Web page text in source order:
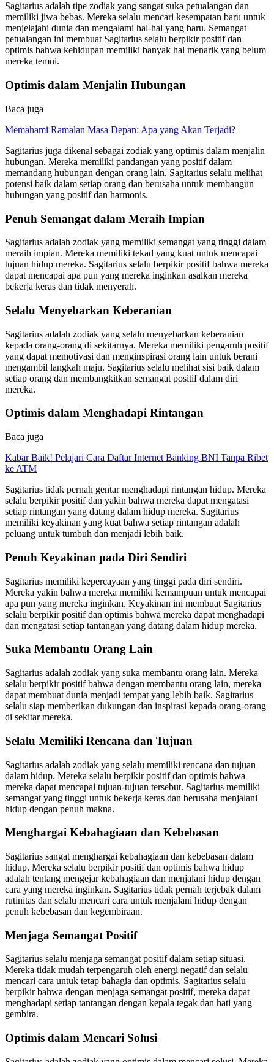
Sagitarius adalah tipe zodiak yang sangat suka petualangan dan
memiliki jiwa bebas. Mereka selalu mencari kesempatan baru untuk
menjelajahi dunia dan mengalami hal-hal yang baru. Semangat
petualangan ini membuat Sagitarius selalu berpikir positif dan
optimis bahwa kehidupan memiliki banyak hal menarik yang belum
mereka temui.
Optimis dalam Menjalin Hubungan
Baca juga
Memahami Ramalan Masa Depan: Apa yang Akan Terjadi?
Sagitarius juga dikenal sebagai zodiak yang optimis dalam menjalin
hubungan. Mereka memiliki pandangan yang positif dalam
memandang hubungan dengan orang lain. Sagitarius selalu melihat
potensi baik dalam setiap orang dan berusaha untuk membangun
hubungan yang positif dan harmonis.
Penuh Semangat dalam Meraih Impian
Sagitarius adalah zodiak yang memiliki semangat yang tinggi dalam
meraih impian. Mereka memiliki tekad yang kuat untuk mencapai
tujuan hidup mereka. Sagitarius selalu berpikir positif bahwa mereka
dapat mencapai apa pun yang mereka inginkan asalkan mereka
bekerja keras dan tidak menyerah.
Selalu Menyebarkan Keberanian
Sagitarius adalah zodiak yang selalu menyebarkan keberanian
kepada orang-orang di sekitarnya. Mereka memiliki pengaruh positif
yang dapat memotivasi dan menginspirasi orang lain untuk berani
mengambil langkah maju. Sagitarius selalu melihat sisi baik dalam
setiap orang dan membangkitkan semangat positif dalam diri
mereka.
Optimis dalam Menghadapi Rintangan
Baca juga
Kabar Baik! Pelajari Cara Daftar Internet Banking BNI Tanpa Ribet
ke ATM
Sagitarius tidak pernah gentar menghadapi rintangan hidup. Mereka
selalu berpikir positif dan yakin bahwa mereka dapat mengatasi
setiap rintangan yang datang dalam hidup mereka. Sagitarius
memiliki keyakinan yang kuat bahwa setiap rintangan adalah
peluang untuk tumbuh dan menjadi lebih baik.
Penuh Keyakinan pada Diri Sendiri
Sagitarius memiliki kepercayaan yang tinggi pada diri sendiri.
Mereka yakin bahwa mereka memiliki kemampuan untuk mencapai
apa pun yang mereka inginkan. Keyakinan ini membuat Sagitarius
selalu berpikir positif dan optimis bahwa mereka dapat menghadapi
dan mengatasi setiap tantangan yang datang dalam hidup mereka.
Suka Membantu Orang Lain
Sagitarius adalah zodiak yang suka membantu orang lain. Mereka
selalu berpikir positif bahwa dengan membantu orang lain, mereka
dapat membuat dunia menjadi tempat yang lebih baik. Sagitarius
selalu siap memberikan dukungan dan inspirasi kepada orang-orang
di sekitar mereka.
Selalu Memiliki Rencana dan Tujuan
Sagitarius adalah zodiak yang selalu memiliki rencana dan tujuan
dalam hidup. Mereka selalu berpikir positif dan optimis bahwa
mereka dapat mencapai tujuan-tujuan tersebut. Sagitarius memiliki
semangat yang tinggi untuk bekerja keras dan berusaha menjalani
hidup dengan penuh makna.
Menghargai Kebahagiaan dan Kebebasan
Sagitarius sangat menghargai kebahagiaan dan kebebasan dalam
hidup. Mereka selalu berpikir positif dan optimis bahwa hidup
adalah tentang mengejar kebahagiaan dan menjalani hidup dengan
cara yang mereka inginkan. Sagitarius tidak pernah terjebak dalam
rutinitas dan selalu mencari cara untuk menjalani hidup dengan
penuh kebebasan dan kegembiraan.
Menjaga Semangat Positif
Sagitarius selalu menjaga semangat positif dalam setiap situasi.
Mereka tidak mudah terpengaruh oleh energi negatif dan selalu
mencari cara untuk tetap bahagia dan optimis. Sagitarius selalu
berpikir bahwa dengan menjaga semangat positif, mereka dapat
menghadapi setiap tantangan dengan kepala tegak dan hati yang
gembira.
Optimis dalam Mencari Solusi